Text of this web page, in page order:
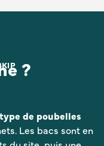
?
de poubelles
Les bacs sont en